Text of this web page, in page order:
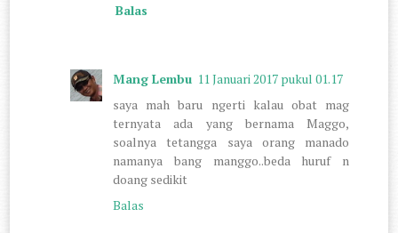
Balas
Mang Lembu 11 Januari 2017 pukul 01.17
saya mah baru ngerti kalau obat mag
ternyata ada yang bernama Maggo,
soalnya tetangga saya orang manado
namanya bang manggo..beda huruf n
doang sedikit
Balas